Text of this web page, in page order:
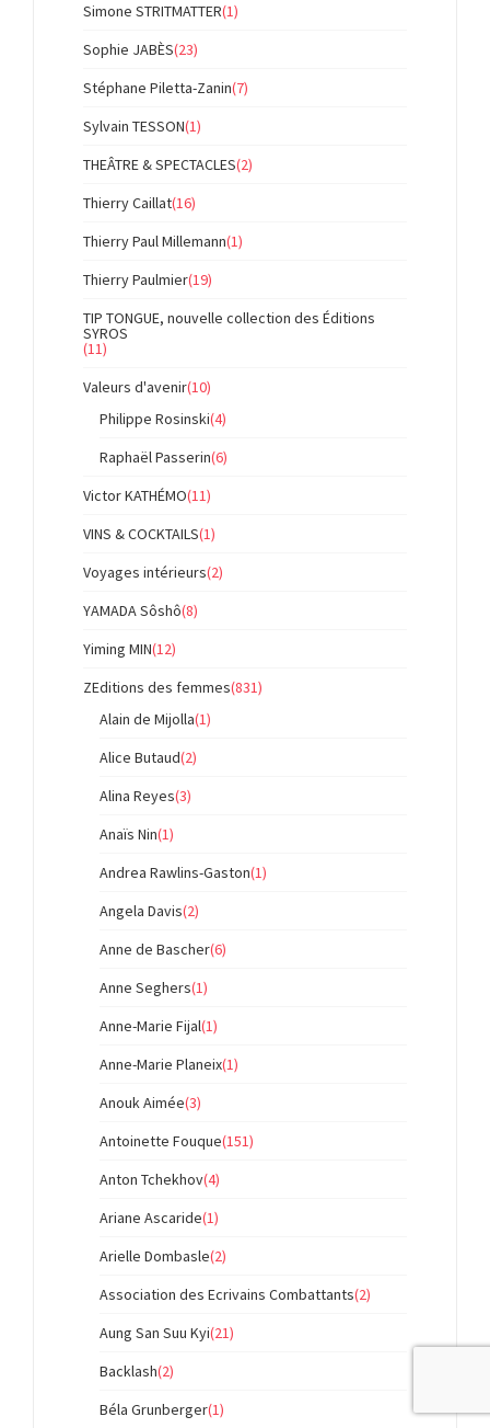
Simone STRITMATTER(1)
Sophie JABÈS(23)
Stéphane Piletta-Zanin(7)
Sylvain TESSON(1)
THEÂTRE & SPECTACLES(2)
Thierry Caillat(16)
Thierry Paul Millemann(1)
Thierry Paulmier(19)
TIP TONGUE, nouvelle collection des Éditions
SYROS
(11)
Valeurs d'avenir(10)
Philippe Rosinski(4)
Raphaël Passerin(6)
Victor KATHÉMO(11)
VINS & COCKTAILS(1)
Voyages intérieurs(2)
YAMADA Sôshô(8)
Yiming MIN(12)
ZEditions des femmes(831)
Alain de Mijolla(1)
Alice Butaud(2)
Alina Reyes(3)
Anaïs Nin(1)
Andrea Rawlins-Gaston(1)
Angela Davis(2)
Anne de Bascher(6)
Anne Seghers(1)
Anne-Marie Fijal(1)
Anne-Marie Planeix(1)
Anouk Aimée(3)
Antoinette Fouque(151)
Anton Tchekhov(4)
Ariane Ascaride(1)
Arielle Dombasle(2)
Association des Ecrivains Combattants(2)
Aung San Suu Kyi(21)
Backlash(2)
Béla Grunberger(1)